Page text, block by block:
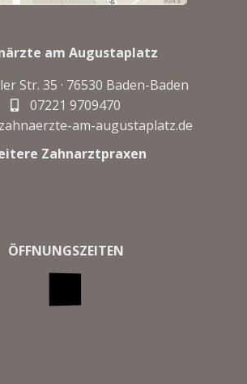
am Augustaplatz
Str. 35 · 76530 Baden-Baden
07221 9709470
am-augustaplatz.de
Zahnarztpraxen
ÖFFNUNGSZEITEN